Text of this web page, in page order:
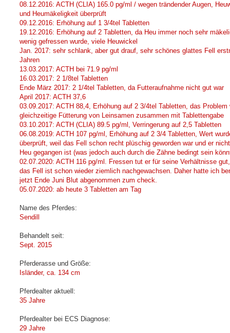
08.12.2016: ACTH (CLIA) 165.0 pg/ml / wegen trändender Augen,
und Heumäkeligkeit überprüft
09.12.2016: Erhöhung auf 1 3/4tel Tabletten
19.12.2016: Erhöhung auf 2 Tabletten, da Heu immer noch sehr
wenig gefressen wurde, viele Heuwickel
Jan. 2017: sehr schlank, aber gut drauf, sehr schönes glattes Fell
Jahren
13.03.2017: ACTH bei 71.9 pg/ml
16.03.2017: 2 1/8tel Tabletten
Ende März 2017: 2 1/4tel Tabletten, da Futteraufnahme nicht gut war
April 2017: ACTH 37,6
03.09.2017: ACTH 88,4, Erhöhung auf 2 3/4tel Tabletten, das Problem
gleichzeitige Fütterung von Leinsamen zusammen mit Tablettengabe
03.10.2017: ACTH (CLIA) 89.5 pg/ml, Verringerung auf 2,5 Tabletten
06.08.2019: ACTH 107 pg/ml, Erhöhung auf 2 3/4 Tabletten, Wert
überprüft, weil das Fell schon recht plüschig geworden war und er
Heu gegangen ist (was jedoch auch durch die Zähne bedingt sein
02.07.2020: ACTH 116 pg/ml. Fressen tut er für seine Verhältnisse
das Fell ist schon wieder ziemlich nachgewachsen. Daher hatte ich
jetzt Ende Juni Blut abgenommen zum check.
05.07.2020: ab heute 3 Tabletten am Tag
Name des Pferdes:
Sendill
Behandelt seit:
Sept. 2015
Pferderasse und Größe:
Isländer, ca. 134 cm
Pferdealter aktuell:
35 Jahre
Pferdealter bei ECS Diagnose:
29 Jahre